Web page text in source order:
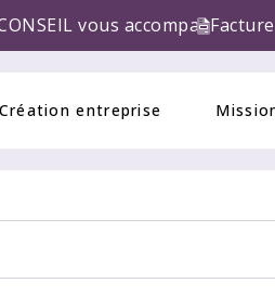
accompagne pour la
Création entreprise